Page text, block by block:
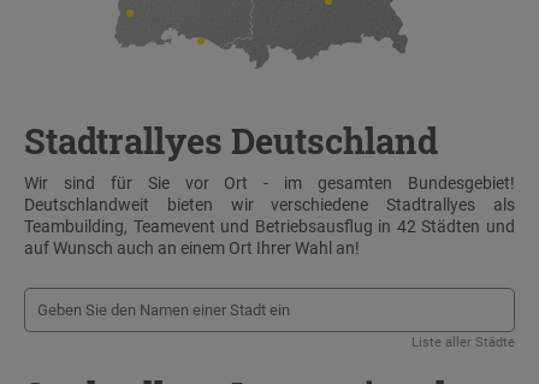
Stadtrallyes Deutschland
Wir sind für Sie vor Ort - im gesamten Bundesgebiet!
Deutschlandweit bieten wir verschiedene Stadtrallyes als
Teambuilding, Teamevent und Betriebsausflug in 42 Städten und
auf Wunsch auch an einem Ort Ihrer Wahl an!
Liste aller Städte